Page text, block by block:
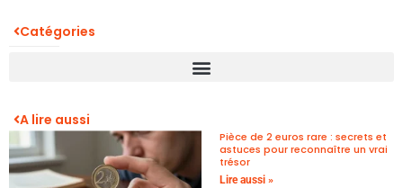
Catégories
A lire aussi
Pièce de 2 euros rare : secrets et
astuces pour reconnaître un vrai
trésor
Lire aussi »